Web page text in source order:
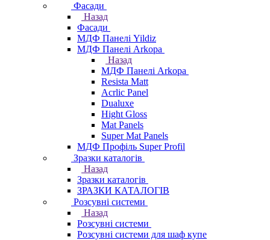
Фасади
Назад
Фасади
МДФ Панелі Yildiz
МДФ Панелі Arkopa
Назад
МДФ Панелі Arkopa
Resista Matt
Acrlic Panel
Dualuxe
Hight Gloss
Mat Panels
Super Mat Panels
МДФ Профіль Super Profil
Зразки каталогів
Назад
Зразки каталогів
ЗРАЗКИ КАТАЛОГІВ
Розсувні системи
Назад
Розсувні системи
Розсувні системи для шаф купе